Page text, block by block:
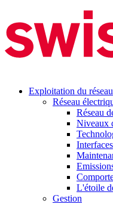
Exploitation du réseau
Réseau
Réseau
Niveaux
Interfaces
L'étoile
Gestion